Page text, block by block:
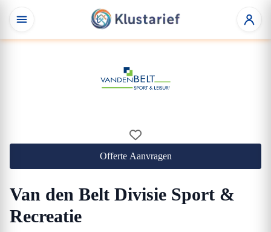
Offerte Aanvragen
Van den Belt Divisie Sport &
Recreatie